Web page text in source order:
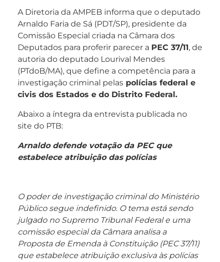
A Diretoria da AMPEB informa que o deputado
Arnaldo Faria de Sá (PDT/SP), presidente da
Comissão Especial criada na Câmara dos
Deputados para proferir parecer a PEC 37/11, de
autoria do deputado Lourival Mendes
(PTdoB/MA), que define a competência para a
investigação criminal pelas polícias federal e
civis dos Estados e do Distrito Federal.
Abaixo a íntegra da entrevista publicada no
site do PTB:
Arnaldo defende votação da PEC que
estabelece atribuição das polícias
O poder de investigação criminal do Ministério
Público segue indefinido. O tema está sendo
julgado no Supremo Tribunal Federal e uma
comissão especial da Câmara analisa a
Proposta de Emenda à Constituição (PEC 37/11)
que estabelece atribuição exclusiva às polícias